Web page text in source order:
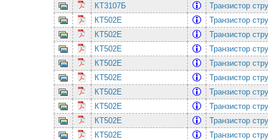
КТ3107Б
Транзистор
КТ502Е
Транзистор
КТ502Е
Транзистор
КТ502Е
Транзистор
КТ502Е
Транзистор
КТ502Е
Транзистор
КТ502Е
Транзистор
КТ502Е
Транзистор
КТ502Е
Транзистор
КТ502Е
Транзистор